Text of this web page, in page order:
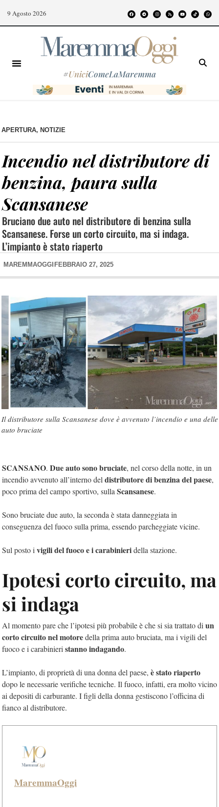
9 Agosto 2026
#UniciComeLaMaremma
APERTURA, NOTIZIE
Incendio nel distributore di
benzina, paura sulla
Scansanese
Bruciano due auto nel distributore di benzina sulla
Scansanese. Forse un corto circuito, ma si indaga.
L’impianto è stato riaperto
MAREMMAOGGI FEBBRAIO 27, 2025
Il distributore sulla Scansanese dove è avvenuto l’incendio e una delle
auto bruciate
SCANSANO. Due auto sono bruciate, nel corso della notte, in un
incendio avvenuto all’interno del distributore di benzina del paese,
poco prima del campo sportivo, sulla Scansanese.
Sono bruciate due auto, la seconda è stata danneggiata in
conseguenza del fuoco sulla prima, essendo parcheggiate vicine.
Sul posto i vigili del fuoco e i carabinieridella stazione.
Ipotesi corto circuito, ma
si indaga
Al momento pare che l’ipotesi più probabile è che si sia trattato di un
corto circuito nel motoredella prima auto bruciata, ma i vigili del
fuoco e i carabinieri stanno indagando.
L’impianto, di proprietà di una donna del paese, è stato riaperto
dopo le necessarie verifiche tecniche. Il fuoco, infatti, era molto vicino
ai depositi di carburante. I figli della donna gestiscono l’officina di
fianco al distributore.
MaremmaOggi